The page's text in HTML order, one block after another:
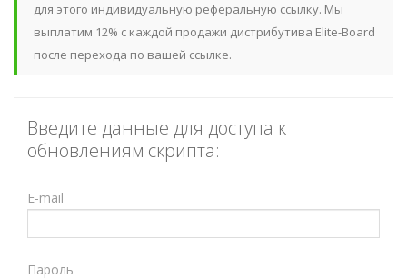
для этого индивидуальную реферальную ссылку. Мы
выплатим 12% с каждой продажи дистрибутива Elite-Board
после перехода по вашей ссылке.
Введите данные для доступа к
обновлениям скрипта:
E-mail
Пароль